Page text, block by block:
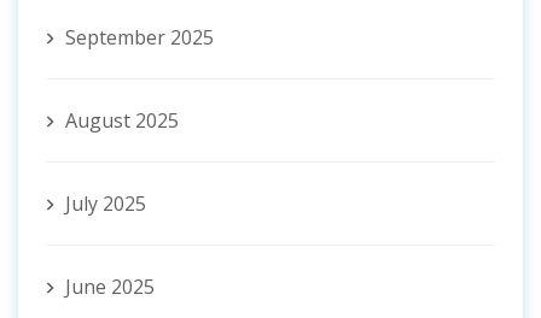
September 2025
August 2025
July 2025
June 2025